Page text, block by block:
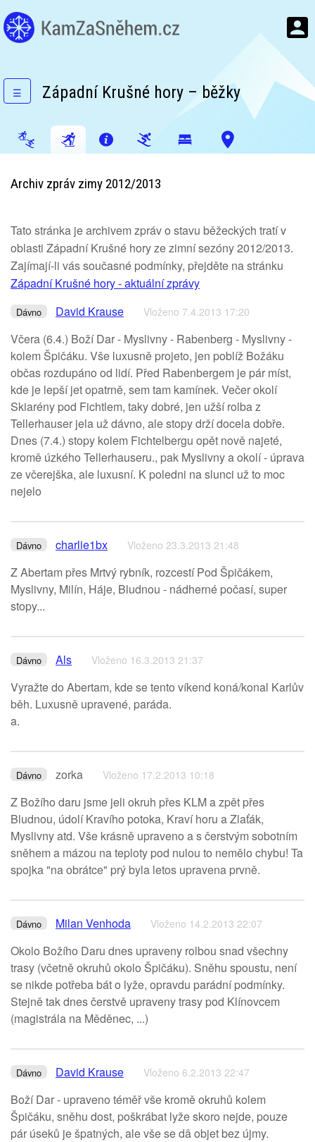
☰ Západní Krušné hory – běžky
Archiv zpráv zimy 2012/2013
Tato stránka je archivem zpráv o stavu běžeckých tratí v
oblasti Západní Krušné hory ze zimní sezóny 2012/2013.
Zajímají-li vás současné podmínky, přejděte na stránku
Západní Krušné hory - aktuální zprávy
Dávno David Krause Vloženo 7.4.2013 17:20
Včera (6.4.) Boží Dar - Myslivny - Rabenberg - Myslivny -
kolem Špičáku. Vše luxusně projeto, jen poblíž Božáku
občas rozdupáno od lidí. Před Rabenbergem je pár míst,
kde je lepší jet opatrně, sem tam kamínek. Večer okolí
Skiarény pod Fichtlem, taky dobré, jen užší rolba z
Tellerhauser jela už dávno, ale stopy drží docela dobře.
Dnes (7.4.) stopy kolem Fichtelbergu opět nově najeté,
kromě úzkého Tellerhauseru., pak Myslivny a okolí - úprava
ze včerejška, ale luxusní. K poledni na slunci už to moc
nejelo
Dávno charlie1bx Vloženo 23.3.2013 21:48
Z Abertam přes Mrtvý rybník, rozcestí Pod Špičákem,
Myslivny, Milín, Háje, Bludnou - nádherné počasí, super
stopy...
Dávno Als Vloženo 16.3.2013 21:37
Vyražte do Abertam, kde se tento víkend koná/konal Karlův
běh. Luxusně upravené, paráda.
a.
Dávno zorka Vloženo 17.2.2013 10:18
Z Božího daru jsme jeli okruh přes KLM a zpět přes
Bludnou, údolí Kravího potoka, Kraví horu a Zlaťák,
Myslivny atd. Vše krásně upraveno a s čerstvým sobotním
sněhem a mázou na teploty pod nulou to nemělo chybu! Ta
spojka "na obrátce" prý byla letos upravena prvně.
Dávno Milan Venhoda Vloženo 14.2.2013 22:07
Okolo Božího Daru dnes upraveny rolbou snad všechny
trasy (včetně okruhů okolo Špičáku). Sněhu spoustu, není
se nikde potřeba bát o lyže, opravdu parádní podmínky.
Stejně tak dnes čerstvě upraveny trasy pod Klínovcem
(magistrála na Měděnec, ...)
Dávno David Krause Vloženo 6.2.2013 22:47
Boží Dar - upraveno téměř vše kromě okruhů kolem
Špičáku, sněhu dost, poškrábat lyže skoro nejde, pouze
pár úseků je špatných, ale vše se dâ objet bez újmy.